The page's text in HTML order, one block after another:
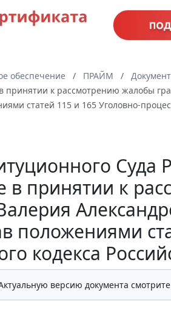
обеспечение ПРАЙМ
принятии к рассмотрению жалобы
статей 115 и 165 Уголовно-
Суда
в принятии к
положениями
кодекса
версию документа смотрите